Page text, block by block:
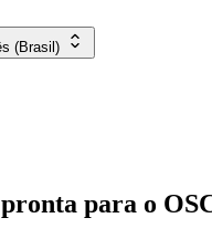
(Brasil)
para o